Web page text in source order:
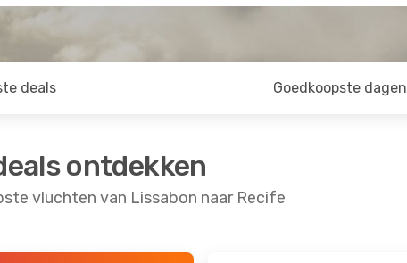
deals Goedkoopste dagen
ontdekken
vluchten van Lissabon naar Recife